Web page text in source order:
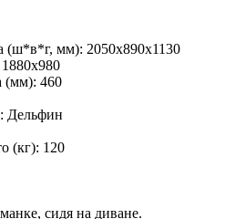
(ш*в*г, мм): 2050х890х1130
(мм): 460
Дельфин
(кг): 120
сидя на диване.